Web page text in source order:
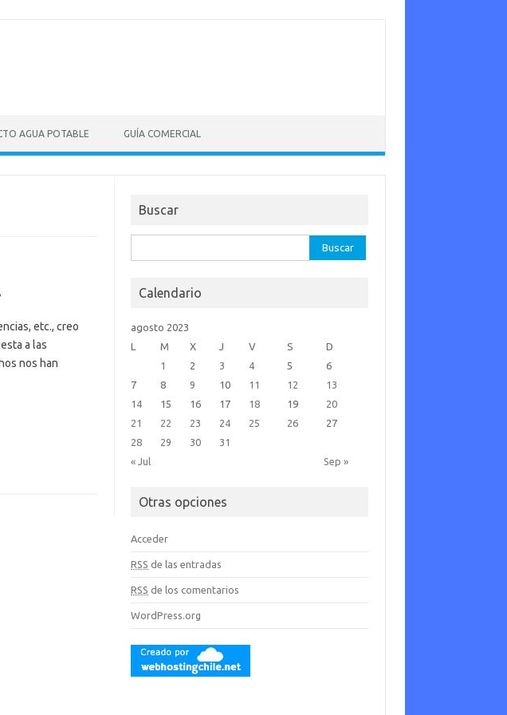
AGUA POTABLE GUÍA COMERCIAL
etc., creo
a las
nos han
Buscar
Calendario
agosto 2023
L
M X J V S D
« Jul Sep »
1 2 3 4 5
6
7
8 9 10 11 12
13
14
15 16 17 18 19
20
21
22 23 24 25 26
27
28
29 30 31
Otras opciones
Acceder
RSS de las entradas
RSS de los comentarios
WordPress.org